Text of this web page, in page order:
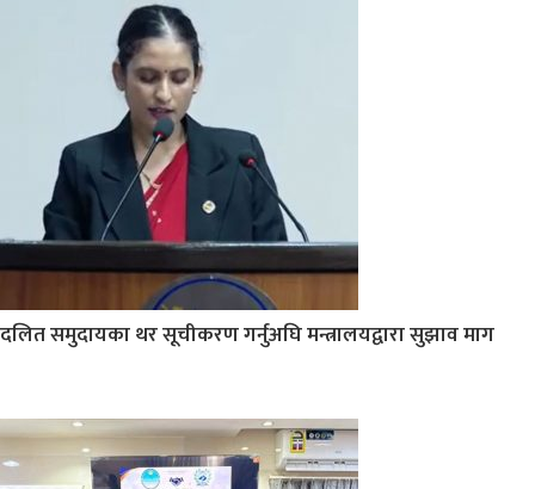
दलित समुदायका थर सूचीकरण गर्नुअघि मन्त्रालयद्वारा सुझाव माग